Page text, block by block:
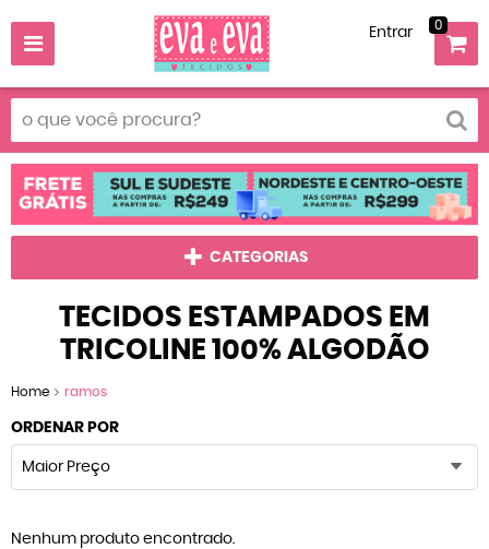
Entrar 0
CATEGORIAS
TECIDOS ESTAMPADOS EM
TRICOLINE 100% ALGODÃO
Home ramos
ORDENAR POR
Maior Preço
Nenhum produto encontrado.